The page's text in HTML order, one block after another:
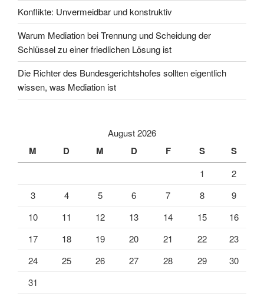
Konflikte: Unvermeidbar und konstruktiv
Warum Mediation bei Trennung und Scheidung der
Schlüssel zu einer friedlichen Lösung ist
Die Richter des Bundesgerichtshofes sollten eigentlich
wissen, was Mediation ist
August 2026
M D M D F S S
1
2
3
4 5 6 7 8
9
10
11 12 13 14 15
16
17
18 19 20 21 22
23
24
25 26 27 28 29
30
31